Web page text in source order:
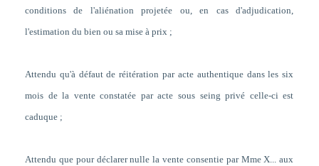
conditions de l'aliénation projetée ou, en cas d'adjudication,
l'estimation du bien ou sa mise à prix ;
Attendu qu'à défaut de réitération par acte authentique dans les six
mois de la vente constatée par acte sous seing privé celle-ci est
caduque ;
Attendu que pour déclarer nulle la vente consentie par Mme X... aux